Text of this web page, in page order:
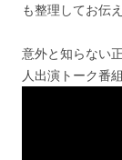
も整理してお伝
意外と知らない
人出演トーク番